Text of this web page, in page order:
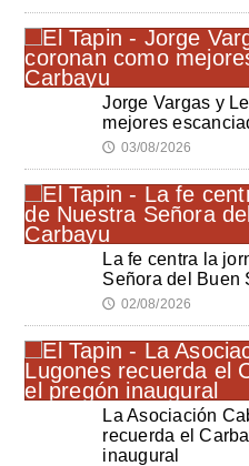
Jorge Vargas y
mejores
🕔 03/08/2026
La fe centra la
Señora del Buen
🕔 02/08/2026
La Asociación
recuerda el
inaugural